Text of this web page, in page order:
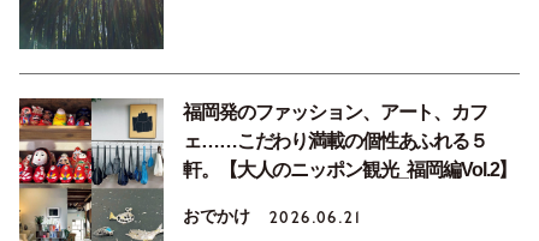
福岡発のファッション、アート、カフ
ェ……こだわり満載の個性あふれる５
軒。【大人のニッポン観光_福岡編Vol.2】
おでかけ 2026.06.21